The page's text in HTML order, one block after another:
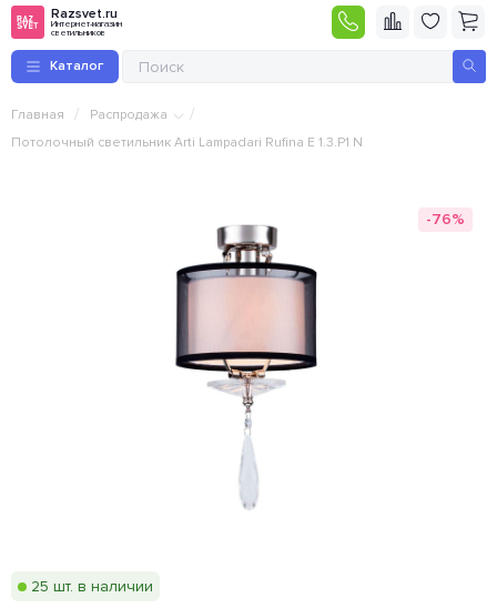
Razsvet.ru
Интернет-магазин
светильников
Каталог
Главная / Распродажа /
Потолочный светильник Arti Lampadari Rufina E 1.3.P1 N
-76%
25 шт. в наличии